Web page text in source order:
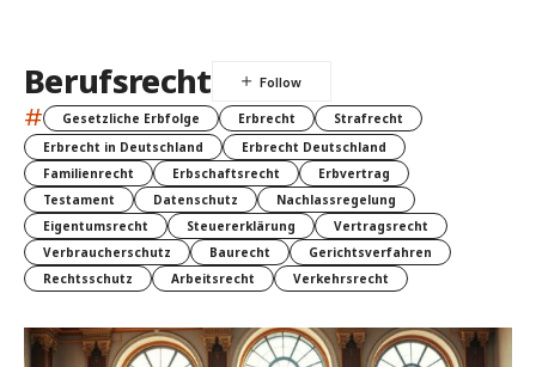
Berufsrecht
# Gesetzliche Erbfolge Erbrecht
Strafrecht
Erbrecht in Deutschland
Erbrecht Deutschland
Familienrecht
Erbschaftsrecht
Erbvertrag
Testament
Datenschutz
Nachlassregelung
Eigentumsrecht
Steuererklärung
Vertragsrecht
Verbraucherschutz
Baurecht
Gerichtsverfahren
Rechtsschutz
Arbeitsrecht Verkehrsrecht